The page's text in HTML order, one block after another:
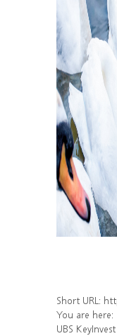
Short URL:
You are here:
UBS